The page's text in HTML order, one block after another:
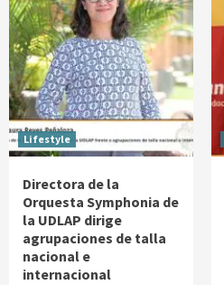
Lifestyle
Directora de la
Orquesta Symphonia de
la UDLAP dirige
agrupaciones de talla
nacional e
internacional